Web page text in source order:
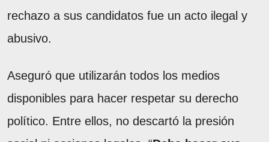
rechazo a sus candidatos fue un acto ilegal y
abusivo.
Aseguró que utilizarán todos los medios
disponibles para hacer respetar su derecho
político. Entre ellos, no descartó la presión